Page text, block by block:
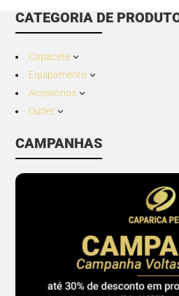
CATEGORIA DE
Capacete 3
Equipamento 3
Acessórios 3
Outlet 3
CAMPANHAS